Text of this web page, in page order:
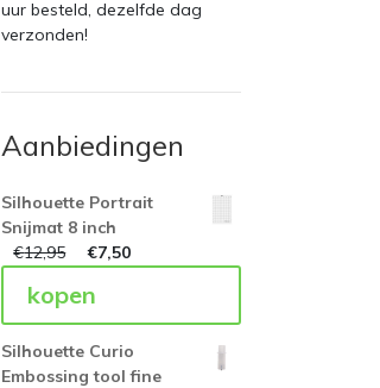
uur besteld, dezelfde dag
verzonden!
Aanbiedingen
Silhouette Portrait
Snijmat 8 inch
€12,95 €7,50
kopen
Silhouette Curio
Embossing tool fine